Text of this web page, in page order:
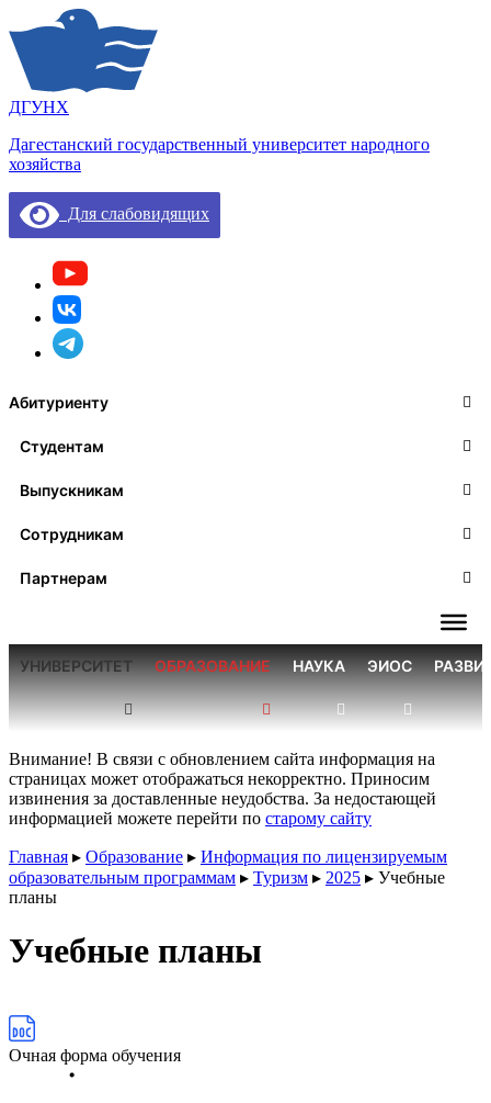
ДГУНХ
Дагестанский государственный университет народного
хозяйства
Для слабовидящих
Абитуриенту
Студентам
Выпускникам
Сотрудникам
Партнерам
УНИВЕРСИТЕТ ОБРАЗОВАНИЕ НАУКА ЭИОС
Внимание! В связи с обновлением сайта информация на
страницах может отображаться некорректно. Приносим
извинения за доставленные неудобства. За недостающей
информацией можете перейти по старому сайту
Главная ▸ Образование ▸ Информация по лицензируемым
образовательным программам ▸ Туризм ▸ 2025 ▸ Учебные
планы
Учебные планы
Очная форма обучения